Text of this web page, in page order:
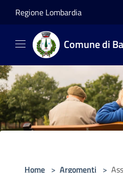
Regione Lombardia
Comune di
Home > Argomenti >